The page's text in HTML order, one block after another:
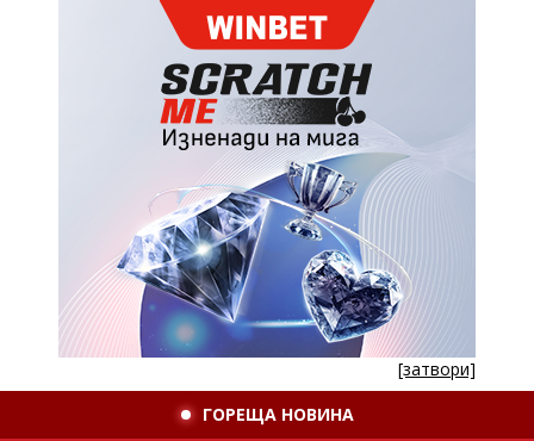
[затвори]
ГОРЕЩА НОВИНА